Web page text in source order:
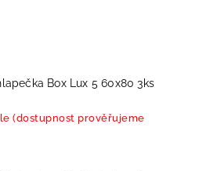
Box Lux 5 60x80 3ks
(dostupnost prověřujeme